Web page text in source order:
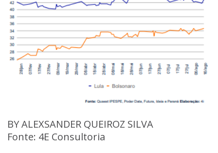
BY ALEXSANDER QUEIROZ SILVA
Fonte: 4E Consultoria